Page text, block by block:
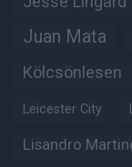
Juan Mata
Kölcsönlesen
Leicester City
Lisandro